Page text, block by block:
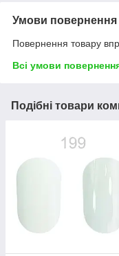
Умови повернення
Повернення товару
Всі умови
Подібні товари